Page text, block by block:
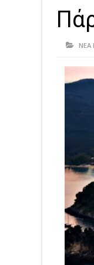
ΝΕΑ